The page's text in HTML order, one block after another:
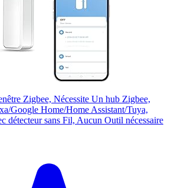
Zigbee, Nécessite Un hub Zigbee,
Google Home/Home Assistant/Tuya,
détecteur sans Fil, Aucun Outil nécessaire